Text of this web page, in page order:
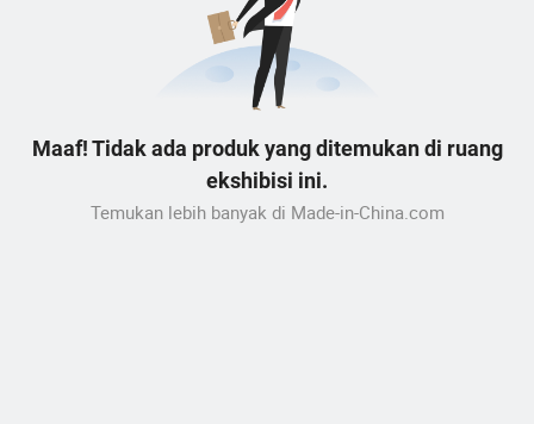
Maaf! Tidak ada produk yang ditemukan di ruang
ekshibisi ini.
Temukan lebih banyak di Made-in-China.com